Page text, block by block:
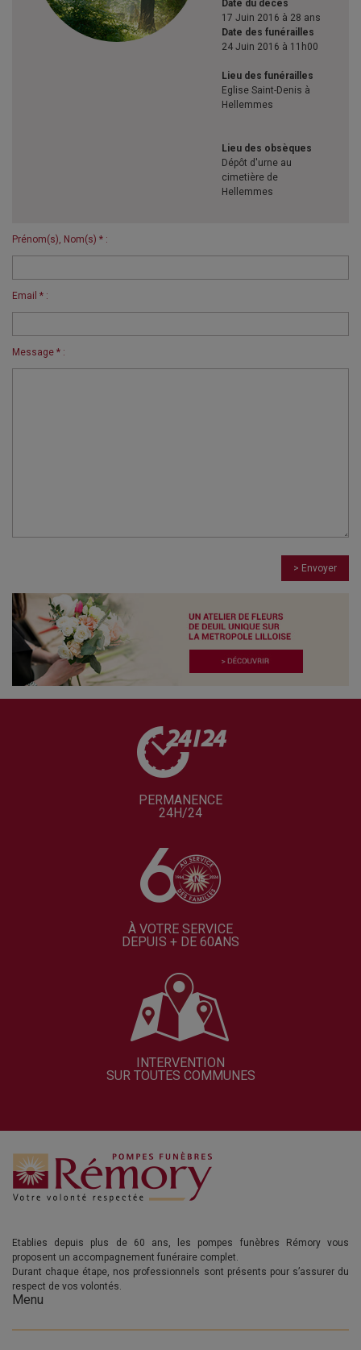
Date du décès
17 Juin 2016 à 28 ans
Date des funérailles
24 Juin 2016 à 11h00
Lieu des funérailles
Eglise Saint-Denis à
Hellemmes
Lieu des obsèques
Dépôt d'urne au
cimetière de
Hellemmes
Prénom(s), Nom(s) * :
Email * :
Message * :
> Envoyer
PERMANENCE
24H/24
À VOTRE SERVICE
DEPUIS + DE 60ANS
INTERVENTION
SUR TOUTES COMMUNES
Etablies depuis plus de 60 ans, les pompes funèbres Rémory vous
proposent un accompagnement funéraire complet.
Durant chaque étape, nos professionnels sont présents pour s’assurer du
respect de vos volontés.
Menu